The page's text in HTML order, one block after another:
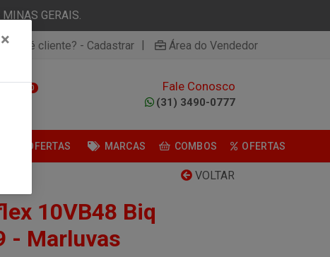
GERAIS.
Não é cliente? - Cadastrar | Área do Vendedor
0 Fale Conosco
(31) 3490-0777
OFERTAS MARCAS COMBOS OFERTAS
VOLTAR
10VB48 Biq
- Marluvas
×